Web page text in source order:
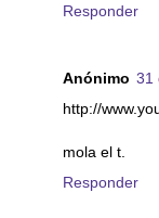
Responder
Anónimo 31
http://
mola el t.
Responder